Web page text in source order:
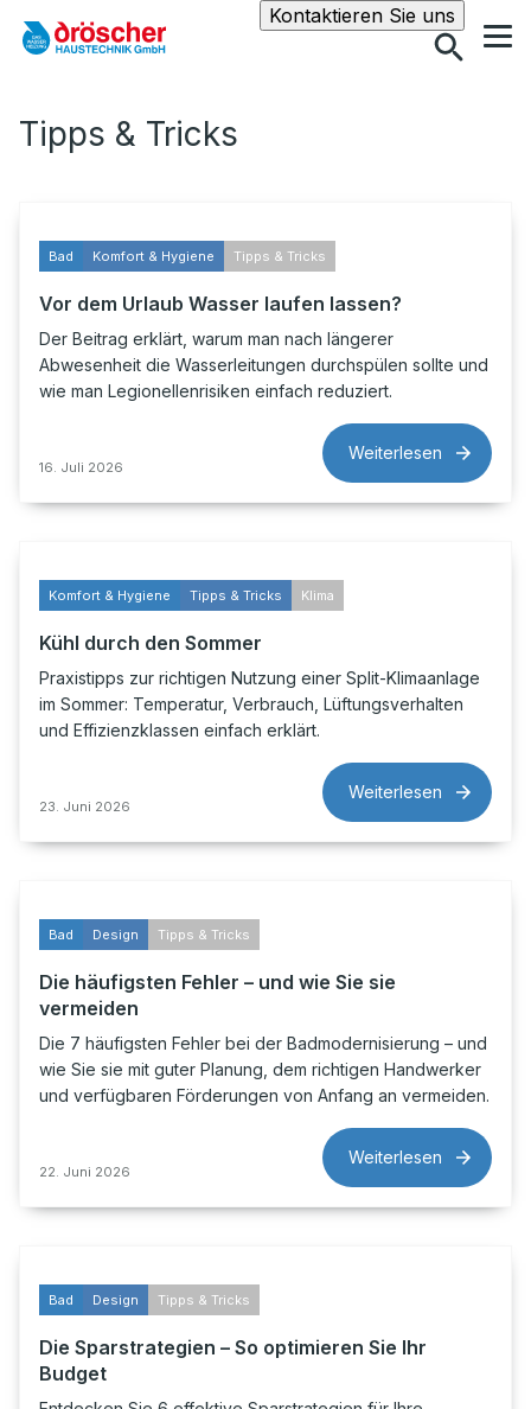
Kontaktieren Sie unsSuche
Tipps & Tricks
Bad Komfort & Hygiene Tipps & Tricks
Vor dem Urlaub Wasser laufen lassen?
Der Beitrag erklärt, warum man nach längerer
Abwesenheit die Wasserleitungen durchspülen sollte und
wie man Legionellenrisiken einfach reduziert.
16. Juli 2026
Weiterlesen
Komfort & Hygiene Tipps & Tricks Klima
Kühl durch den Sommer
Praxistipps zur richtigen Nutzung einer Split-Klimaanlage
im Sommer: Temperatur, Verbrauch, Lüftungsverhalten
und Effizienzklassen einfach erklärt.
23. Juni 2026
Weiterlesen
Bad Design Tipps & Tricks
Die häufigsten Fehler – und wie Sie sie
vermeiden
Die 7 häufigsten Fehler bei der Badmodernisierung – und
wie Sie sie mit guter Planung, dem richtigen Handwerker
und verfügbaren Förderungen von Anfang an vermeiden.
22. Juni 2026
Weiterlesen
Bad Design Tipps & Tricks
Die Sparstrategien – So optimieren Sie Ihr
Budget